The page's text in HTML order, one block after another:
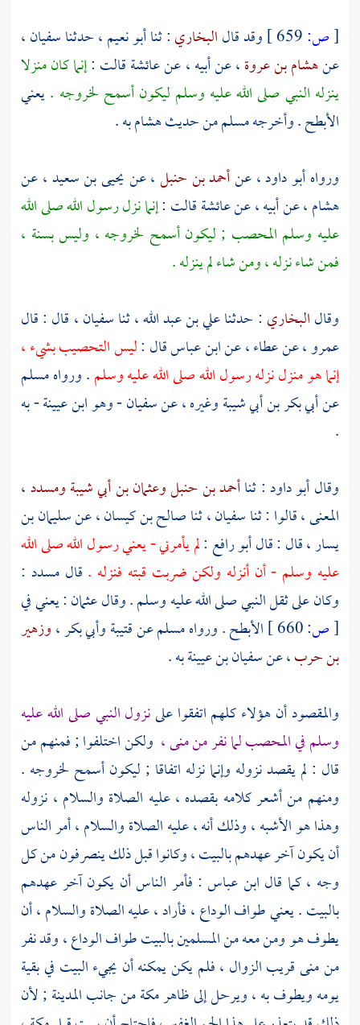
[ص: وقد قالالبخاري: ثناأبو نعيم، حدثناسفيان،
عنهشام بن عروة، عن أبيه ، عنعائشةقالت :إنما كان منزلا
ينزله النبي صلى الله عليه وسلم ليكون أسمح لخروجه .يعني
الأبطح. وأخرجهمسلممن حديثهشامبه .
ورواهأبو داود، عنأحمد بن حنبل، عنيحيى بن سعيد، عن
هشام، عن أبيه ، عنعائشةقالت :إنما نزل رسول الله صلى الله
عليه وسلم المحصب ; ليكون أسمح لخروجه ، وليس بسنة ،
فمن شاء نزله ، ومن شاء لم ينزله .
وقالالبخاري : حدثناعلي بن عبد الله، ثناسفيان، قال : قال
عمرو، عنعطاء، عنابن عباسقال :ليس التحصيب بشيء ،
إنما هو منزل نزله رسول الله صلى الله عليه وسلم. ورواهمسلم
عنأبي بكر بن أبي شيبةوغيره ، عنسفيان- وهوابن عيينة- به
.
وقالأبو داود: ثناأحمد بن حنبلوعثمان بن أبي شيبةومسدد،
المعنى ، قالوا : ثناسفيان، ثناصالح بن كيسان، عنسليمان بن
يسار، قال : قالأبو رافع :لم يأمرني - يعني رسول الله صلى الله
عليه وسلم - أن أنزله ولكن ضربت قبته فنزله . قالمسدد :
وكان على ثقل النبي صلى الله عليه وسلم . وقالعثمان: يعني في
[ص: الأبطح. ورواهمسلمعنقتيبةوأبي بكر،وزهير
بن حرب، عنسفيان بن عيينةبه .
والمقصود أن هؤلاء كلهم اتفقوا علىنزول النبي صلى الله عليه
وسلم فيالمحصبلما نفر منمنى ، ولكن اختلفوا ; فمنهم من
قال : لم يقصد نزوله وإنما نزله اتفاقا ; ليكون أسمح لخروجه .
ومنهم من أشعر كلامه بقصده ، عليه الصلاة والسلام ، نزوله
وهذا هو الأشبه ، وذلك أنه ، عليه الصلاة والسلام ، أمر الناس
أن يكون آخر عهدهم بالبيت ، وكانوا قبل ذلك ينصرفون من كل
وجه ، كما قال ابن عباس : فأمر الناس أن يكون آخر عهدهم
بالبيت . يعني طواف الوداع ، فأراد ، عليه الصلاة والسلام ، أن
يطوف هو ومن معه من المسلمين بالبيت طواف الوداع ، وقد نفر
منمنىقريب الزوال ، فلم يكن يمكنه أن يجيء البيت في بقية
يومه ويطوف به ، ويرحل إلى ظاهرمكةمن جانبالمدينة ;لأن